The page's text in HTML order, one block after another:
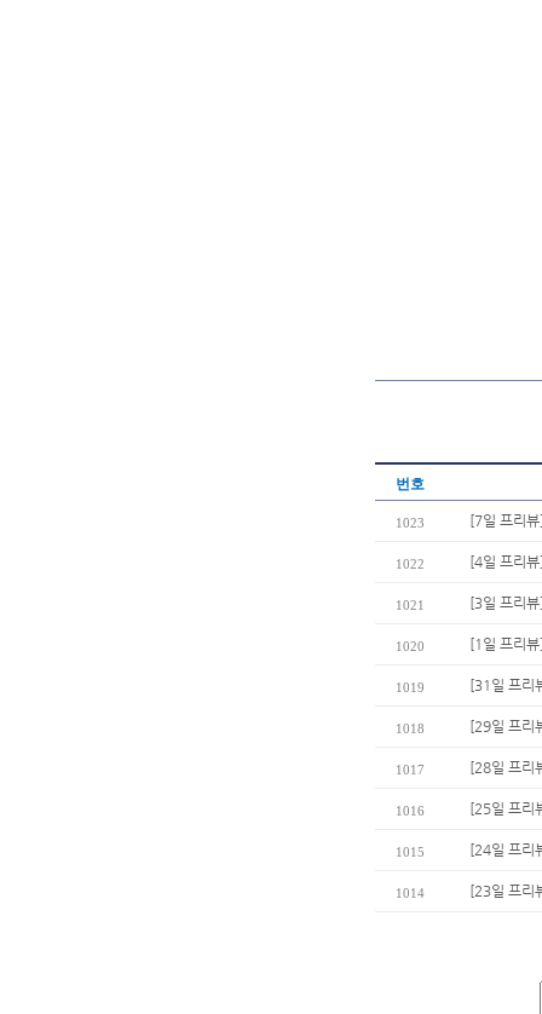
번호
1023 [7일 프리
1022 [4일 프리
1021 [3일 프리뷰
1020 [1일 프리
1019 [31일 프리
1018 [29일 프리
1017 [28일 프리
1016 [25일 프리
1015 [24일 프리
1014 [23일 프리